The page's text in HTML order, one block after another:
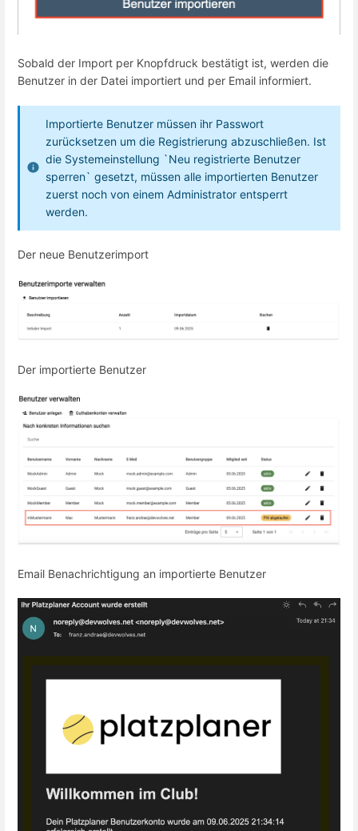
Sobald der Import per Knopfdruck bestätigt ist, werden die
Benutzer in der Datei importiert und per Email informiert.
Importierte Benutzer müssen ihr Passwort
zurücksetzen um die Registrierung abzuschließen. Ist
die Systemeinstellung `Neu registrierte Benutzer
sperren` gesetzt, müssen alle importierten Benutzer
zuerst noch von einem Administrator entsperrt
werden.
Der neue Benutzerimport
Der importierte Benutzer
Email Benachrichtigung an importierte Benutzer